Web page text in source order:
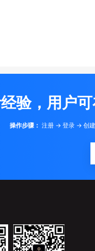
验，用户
操作步骤： 注册 -> 登录 -> 创